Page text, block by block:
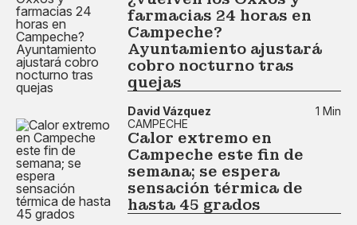
farmacias 24 horas en
Campeche?
Ayuntamiento ajustará
cobro nocturno tras
quejas
David Vázquez
1 Min
CAMPECHE
Calor extremo en
Campeche este fin de
semana; se espera
sensación térmica de
hasta 45 grados